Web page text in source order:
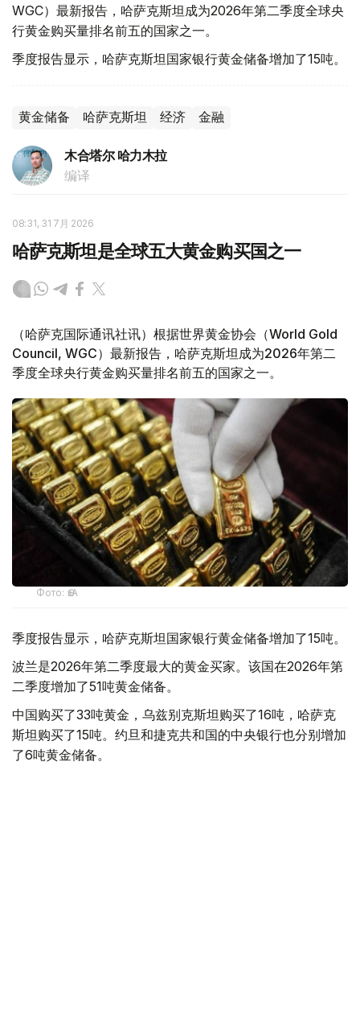
WGC）最新报告，哈萨克斯坦成为2026年第二季度全球央
行黄金购买量排名前五的国家之一。
季度报告显示，哈萨克斯坦国家银行黄金储备增加了15吨。
黄金储备 哈萨克斯坦 经济 金融
木合塔尔 哈力木拉
编译
08:31, 31 7月 2026
哈萨克斯坦是全球五大黄金购买国之一
（哈萨克国际通讯社讯）根据世界黄金协会（World Gold
Council, WGC）最新报告，哈萨克斯坦成为2026年第二
季度全球央行黄金购买量排名前五的国家之一。
Фото: ӨзА
季度报告显示，哈萨克斯坦国家银行黄金储备增加了15吨。
波兰是2026年第二季度最大的黄金买家。该国在2026年第
二季度增加了51吨黄金储备。
中国购买了33吨黄金，乌兹别克斯坦购买了16吨，哈萨克
斯坦购买了15吨。约旦和捷克共和国的中央银行也分别增加
了6吨黄金储备。